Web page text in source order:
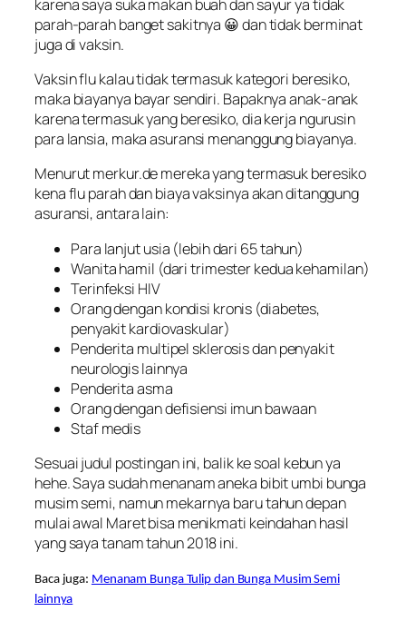
karena saya suka makan buah dan sayur ya tidak
parah-parah banget sakitnya 😀 dan tidak berminat
juga di vaksin.
Vaksin flu kalau tidak termasuk kategori beresiko,
maka biayanya bayar sendiri. Bapaknya anak-anak
karena termasuk yang beresiko, dia kerja ngurusin
para lansia, maka asuransi menanggung biayanya.
Menurut merkur.de mereka yang termasuk beresiko
kena flu parah dan biaya vaksinya akan ditanggung
asuransi, antara lain:
Para lanjut usia (lebih dari 65 tahun)
Wanita hamil (dari trimester kedua kehamilan)
Terinfeksi HIV
Orang dengan kondisi kronis (diabetes,
penyakit kardiovaskular)
Penderita multipel sklerosis dan penyakit
neurologis lainnya
Penderita asma
Orang dengan defisiensi imun bawaan
Staf medis
Sesuai judul postingan ini, balik ke soal kebun ya
hehe. Saya sudah menanam aneka bibit umbi bunga
musim semi, namun mekarnya baru tahun depan
mulai awal Maret bisa menikmati keindahan hasil
yang saya tanam tahun 2018 ini.
Baca juga: Menanam Bunga Tulip dan Bunga Musim Semi
lainnya